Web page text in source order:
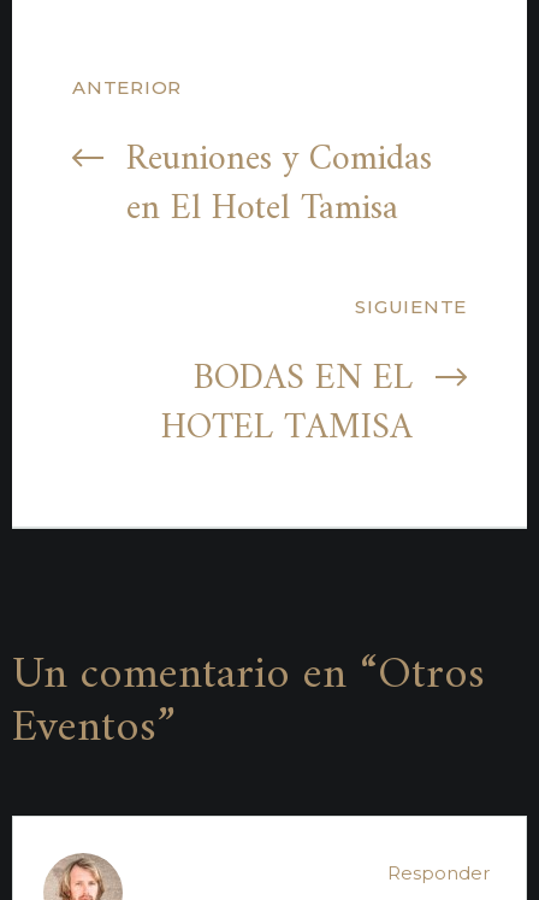
ANTERIOR
Reuniones y Comidas
en El Hotel Tamisa
SIGUIENTE
BODAS EN EL
HOTEL TAMISA
Un comentario en “Otros
Eventos”
Responder